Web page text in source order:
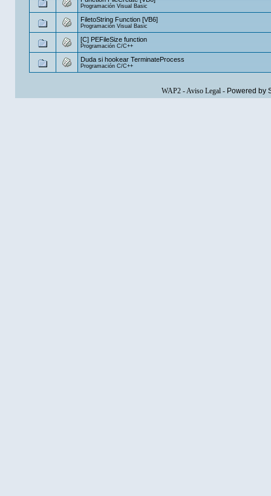
Programación Visual Basic
FiletoString Function [VB6]
Programación Visual Basic
[C] PEFileSize function
Programación C/C++
Duda si hookear TerminateProcess
Programación C/C++
WAP2-Aviso Legal- Powered by